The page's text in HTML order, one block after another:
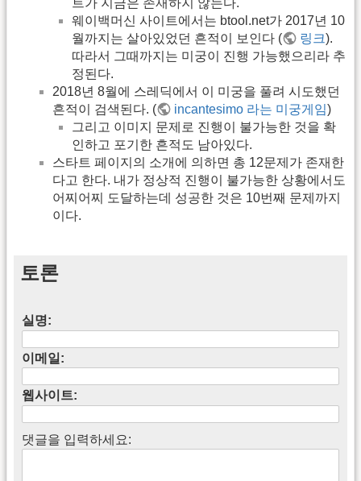
웨이백머신 사이트에서는 btool.net가 2017년 10
월까지는 살아있었던 흔적이 보인다 (
링크).
따라서 그때까지는 미궁이 진행 가능했으리라 추
정된다.
2018년 8월에 스레딕에서 이 미궁을 풀려 시도했던
흔적이 검색된다. (
incantesimo 라는 미궁게임)
그리고 이미지 문제로 진행이 불가능한 것을 확
인하고 포기한 흔적도 남아있다.
스타트 페이지의 소개에 의하면 총 12문제가 존재한
다고 한다. 내가 정상적 진행이 불가능한 상황에서도
어찌어찌 도달하는데 성공한 것은 10번째 문제까지
이다.
토론
실명:
이메일:
웹사이트:
댓글을 입력하세요: